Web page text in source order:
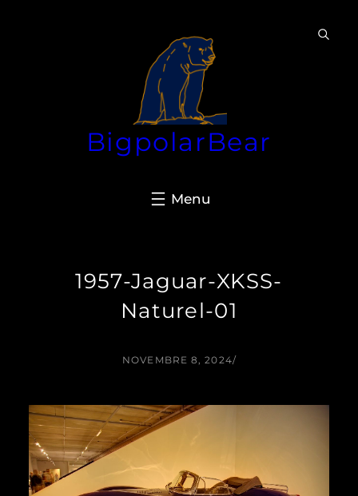
BigpolarBear
1957-Jaguar-XKSS-
Naturel-01
NOVEMBRE 8, 2024/